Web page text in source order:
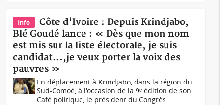
Info
Côte d'Ivoire : Depuis Krindjabo,
Blé Goudé lance : « Dès que mon nom
est mis sur la liste électorale, je suis
candidat...,je veux porter la voix des
pauvres »
En déplacement à Krindjabo, dans la région du
Sud-Comoé, à l'occasion de la 9ᵉ édition de son
Café politique, le président du Congrès